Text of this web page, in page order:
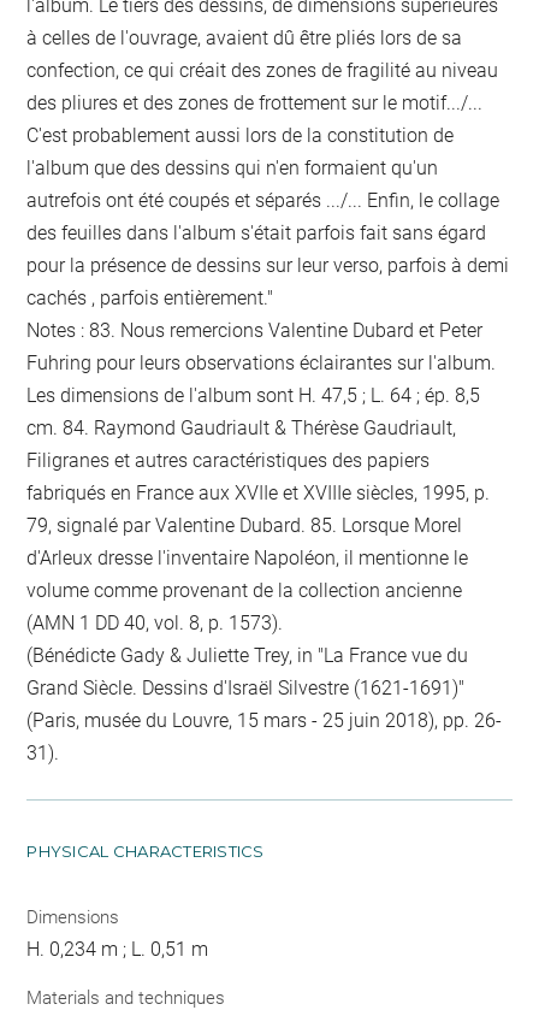
l'album. Le tiers des dessins, de dimensions supérieures
à celles de l'ouvrage, avaient dû être pliés lors de sa
confection, ce qui créait des zones de fragilité au niveau
des pliures et des zones de frottement sur le motif.../...
C'est probablement aussi lors de la constitution de
l'album que des dessins qui n'en formaient qu'un
autrefois ont été coupés et séparés .../... Enfin, le collage
des feuilles dans l'album s'était parfois fait sans égard
pour la présence de dessins sur leur verso, parfois à demi
cachés , parfois entièrement."
Notes : 83. Nous remercions Valentine Dubard et Peter
Fuhring pour leurs observations éclairantes sur l'album.
Les dimensions de l'album sont H. 47,5 ; L. 64 ; ép. 8,5
cm. 84. Raymond Gaudriault & Thérèse Gaudriault,
Filigranes et autres caractéristiques des papiers
fabriqués en France aux XVIIe et XVIIIe siècles, 1995, p.
79, signalé par Valentine Dubard. 85. Lorsque Morel
d'Arleux dresse l'inventaire Napoléon, il mentionne le
volume comme provenant de la collection ancienne
(AMN 1 DD 40, vol. 8, p. 1573).
(Bénédicte Gady & Juliette Trey, in "La France vue du
Grand Siècle. Dessins d'Israël Silvestre (1621-1691)"
(Paris, musée du Louvre, 15 mars - 25 juin 2018), pp. 26-
31).
PHYSICAL CHARACTERISTICS
Dimensions
H. 0,234 m ; L. 0,51 m
Materials and techniques